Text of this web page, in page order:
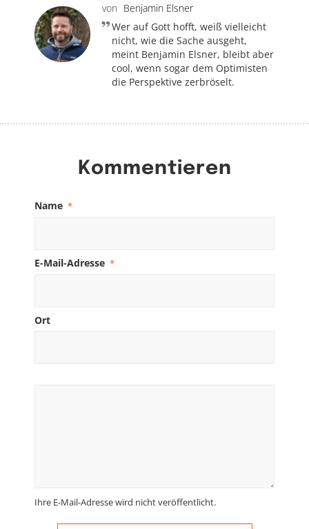
von Benjamin Elsner
Wer auf Gott hofft, weiß vielleicht
nicht, wie die Sache ausgeht,
meint Benjamin Elsner, bleibt aber
cool, wenn sogar dem Optimisten
die Perspektive zerbröselt.
Kommentieren
Name *
E-Mail-Adresse *
Ort
Ihre E-Mail-Adresse wird nicht veröffentlicht.